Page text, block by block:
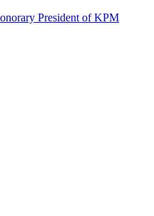
President of KPM